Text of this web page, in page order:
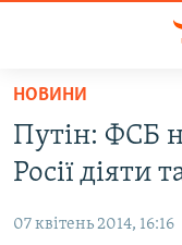
Перейти
основного
матеріалу
до
ВОДА.КРИМ
ПОЛІТИКА
НОВИНИ
Путін: ФСБ
Росії діяти
07 квітень 2014, 16:16